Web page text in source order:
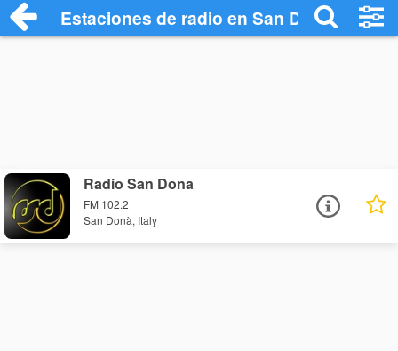
Estaciones de radio en San Donà -
Radio San Dona
FM 102.2
San Donà, Italy